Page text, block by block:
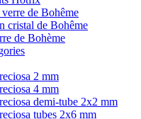
de Bohême
cristal de Bohême
de Bohème
2 mm
4 mm
demi-tube 2x2 mm
tubes 2x6 mm